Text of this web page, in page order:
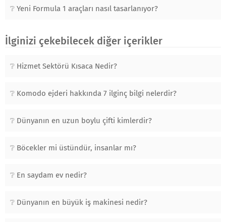
Yeni Formula 1 araçları nasıl tasarlanıyor?
İlginizi çekebilecek diğer içerikler
Hizmet Sektörü Kısaca Nedir?
Komodo ejderi hakkında 7 ilginç bilgi nelerdir?
Dünyanın en uzun boylu çifti kimlerdir?
Böcekler mi üstündür, insanlar mı?
En saydam ev nedir?
Dünyanın en büyük iş makinesi nedir?